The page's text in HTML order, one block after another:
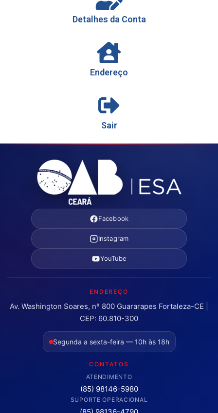
Detalhes da Conta
Endereço
Sair
Facebook
Instagram
YouTube
ENDEREÇO
Av. Washington Soares, nº 800 Guararapes Fortaleza-CE |
CEP: 60.810-300
Segunda a sexta-feira — 10h às 18h
CONTATOS
ATENDIMENTO
(85) 98146-5980
SUPORTE OPERACIONAL